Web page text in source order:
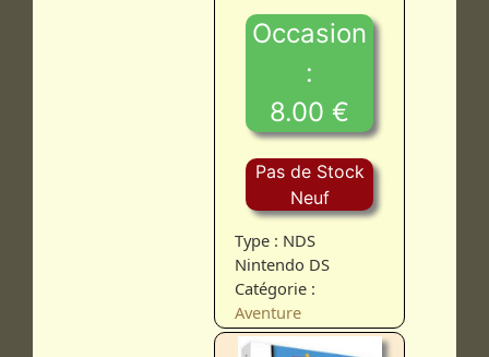
Occasion
:
8.00 €
Pas de Stock
Neuf
Type : NDS
Nintendo DS
Catégorie :
Aventure